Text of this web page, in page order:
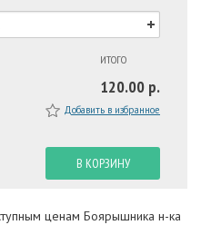
ИТОГО
120.00 р.
Добавить в избранное
В КОРЗИНУ
ценам Боярышника н-ка